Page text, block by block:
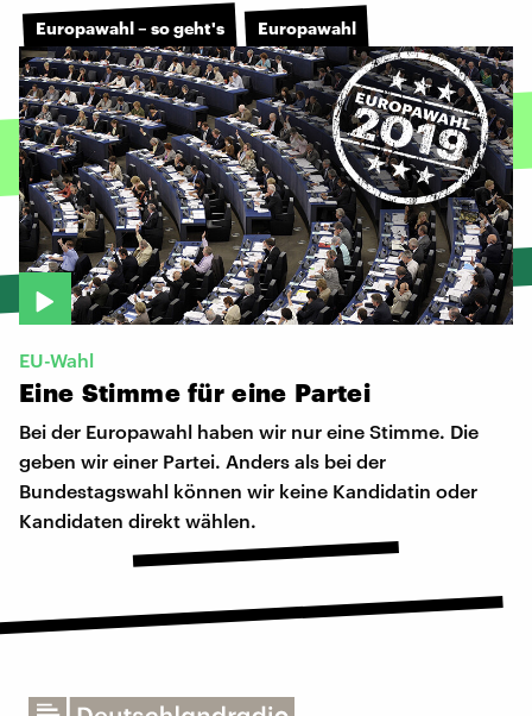
Europawahl – so geht's Europawahl
EU-Wahl
Eine Stimme für eine Partei
Bei der Europawahl haben wir nur eine Stimme. Die
geben wir einer Partei. Anders als bei der
Bundestagswahl können wir keine Kandidatin oder
Kandidaten direkt wählen.